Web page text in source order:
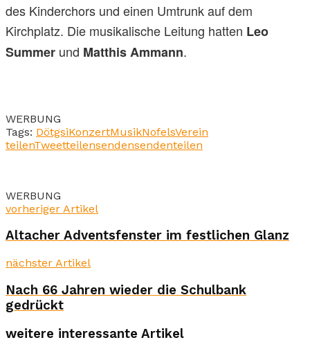
des Kinderchors und einen Umtrunk auf dem
Kirchplatz. Die musikalische Leitung hatten Leo
Summer und Matthis Ammann.
WERBUNG
Tags: DötgsiKonzertMusikNofelsVerein
teilenTweetteilensendensendenteilen
WERBUNG
vorheriger Artikel
Altacher Adventsfenster im festlichen Glanz
nächster Artikel
Nach 66 Jahren wieder die Schulbank
gedrückt
weitere interessante Artikel